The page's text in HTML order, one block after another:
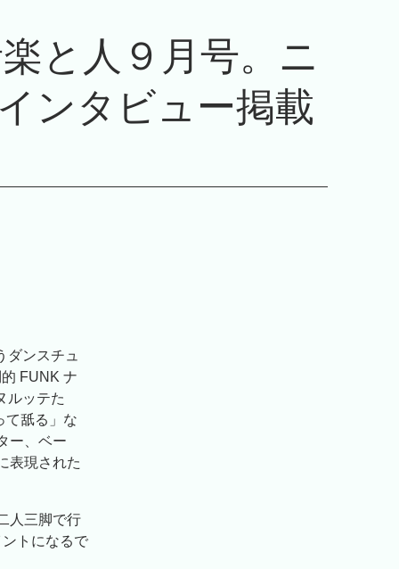
と人９月号。ニ
ンタビュー掲載
ダンスチュ
FUNK ナ
ルッテた
て舐る」な
ー、ベー
表現された
人三脚で行
トになるで